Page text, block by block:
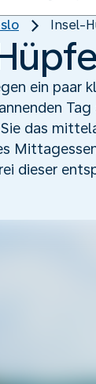
Insel-
ein paar
das
dieser